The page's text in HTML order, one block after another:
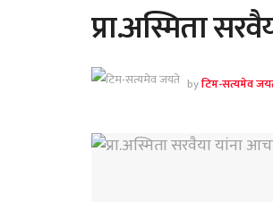
प्रा.अस्मिता
byटिम-सत्यमेव